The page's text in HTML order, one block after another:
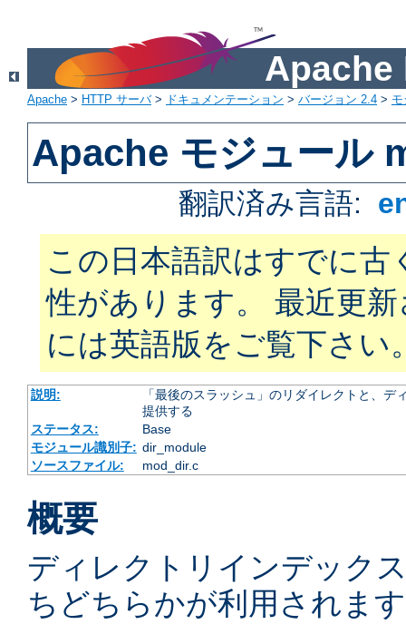
Apache
Apache > HTTP サーバ> ドキュメンテーション > バージョン 2.4 >
Apache モジュール
翻訳済み言語:
この日本語訳はすでに古
性があります。 最近更
には英語版をご覧下さい
説明:
「最後のスラッシュ」のリダイレクトと、
提供する
ステータス:
Base
モジュール識別子: dir_module
ソースファイル:
mod_dir.c
概要
ディレクトリインデック
ちどちらかが利用されま